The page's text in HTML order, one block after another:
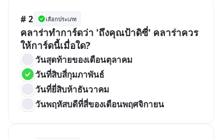
# 2 เลือกประเภท
คลาร่าทำการ์ดว่า 'ถึงคุณป้าดิซี่' คลาร่าควร
ให้การ์ดนี้เมื่อใด?
วันสุดท้ายของเดือนตุลาคม
วันที่สิบสี่กุมภาพันธ์
วันที่ยี่สิบห้าธันวาคม
วันพฤหัสบดีที่สี่ของเดือนพฤศจิกายน